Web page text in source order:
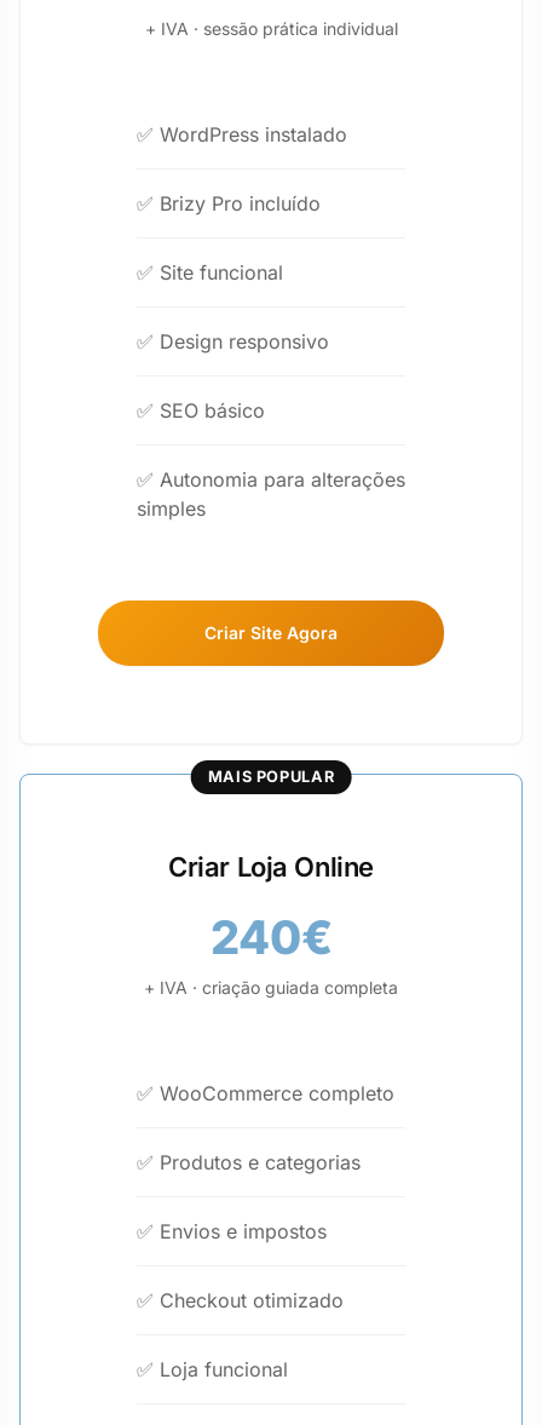
+ IVA · sessão prática individual
✅ WordPress instalado
✅ Brizy Pro incluído
✅ Site funcional
✅ Design responsivo
✅ SEO básico
✅ Autonomia para alterações
simples
Criar Site Agora
MAIS POPULAR
Criar Loja Online
240€
+ IVA · criação guiada completa
✅ WooCommerce completo
✅ Produtos e categorias
✅ Envios e impostos
✅ Checkout otimizado
✅ Loja funcional